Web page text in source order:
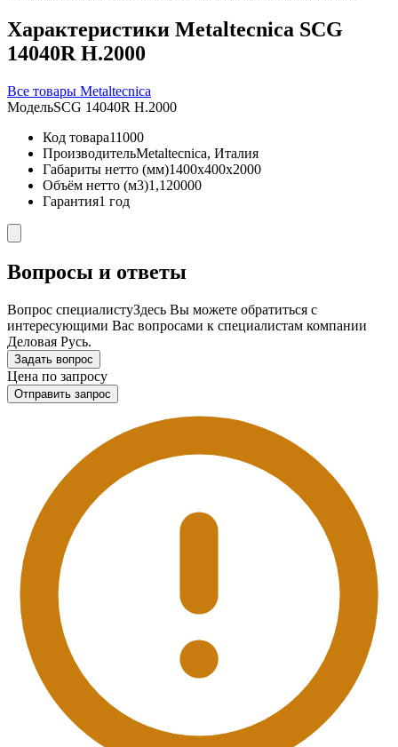
Характеристики Metaltecnica SCG
14040R H.2000
Все товары Metaltecnica
МодельSCG 14040R H.2000
Код товара11000
ПроизводительMetaltecnica, Италия
Габариты нетто (мм)1400x400x2000
Объём нетто (м3)1,120000
Гарантия1 год
Вопросы и ответы
Вопрос специалистуЗдесь Вы можете обратиться с
интересующими Вас вопросами к специалистам компании
Деловая Русь.
Задать вопрос
Цена по запросу
Отправить запрос